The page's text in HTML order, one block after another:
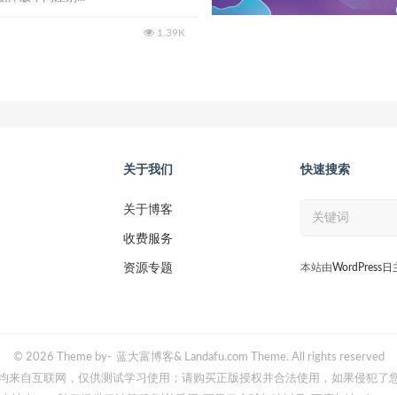
1.39K
关于我们
关于博客
收费服务
资源专题
快速搜索
本站由WordPress日
© 2026 Theme by- 蓝大富博客& Landafu.com Theme. All rights reserved
来自互联网，仅供测试学习使用；请购买正版授权并合法使用，如果侵犯了